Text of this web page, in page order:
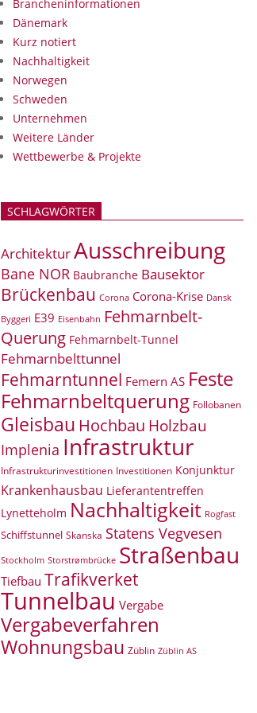
Brancheninformationen
Dänemark
Kurz notiert
Nachhaltigkeit
Norwegen
Schweden
Unternehmen
Weitere Länder
Wettbewerbe & Projekte
SCHLAGWÖRTER
ArchitekturAusschreibung
Bane NOR Baubranche Bausektor
Brückenbau Corona Corona-Krise Dansk
Byggeri E39 Eisenbahn Fehmarnbelt-
Querung Fehmarnbelt-Tunnel
Fehmarnbelttunnel
Fehmarntunnel Femern AS Feste
Fehmarnbeltquerung Follobanen
Gleisbau Hochbau Holzbau
Implenia Infrastruktur
Infrastrukturinvestitionen Investitionen Konjunktur
Krankenhausbau Lieferantentreffen
Lynetteholm Nachhaltigkeit Rogfast
Schiffstunnel Skanska Statens Vegvesen
Stockholm Storstrømbrücke Straßenbau
Tiefbau Trafikverket
Tunnelbau Vergabe
Vergabeverfahren
Wohnungsbau Züblin Züblin AS